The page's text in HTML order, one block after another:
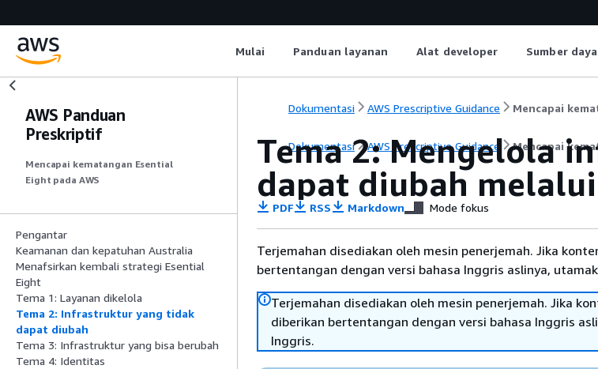
Mulai Panduan layanan Alat developer Sumber daya
AWS Panduan
Preskriptif
Mencapai kematangan Esential
Eight pada AWS
Pengantar
Keamanan dan kepatuhan Australia
Menafsirkan kembali strategi Esential
Eight
Tema 1: Layanan dikelola
Tema 2: Infrastruktur yang tidak
dapat diubah
Tema 3: Infrastruktur yang bisa berubah
Tema 4: Identitas
Dokumentasi AWS Prescriptive Guidance Mencapai
Dokumentasi AWS Prescriptive Guidance Mencapai
Tema 2: Mengelola
dapat diubah
PDF RSS Markdown Mode fokus
Terjemahan disediakan oleh mesin penerjemah. Jika
bertentangan dengan versi bahasa Inggris aslinya,
Terjemahan disediakan oleh mesin penerjemah. Jika
diberikan bertentangan dengan versi bahasa Inggris
Inggris.